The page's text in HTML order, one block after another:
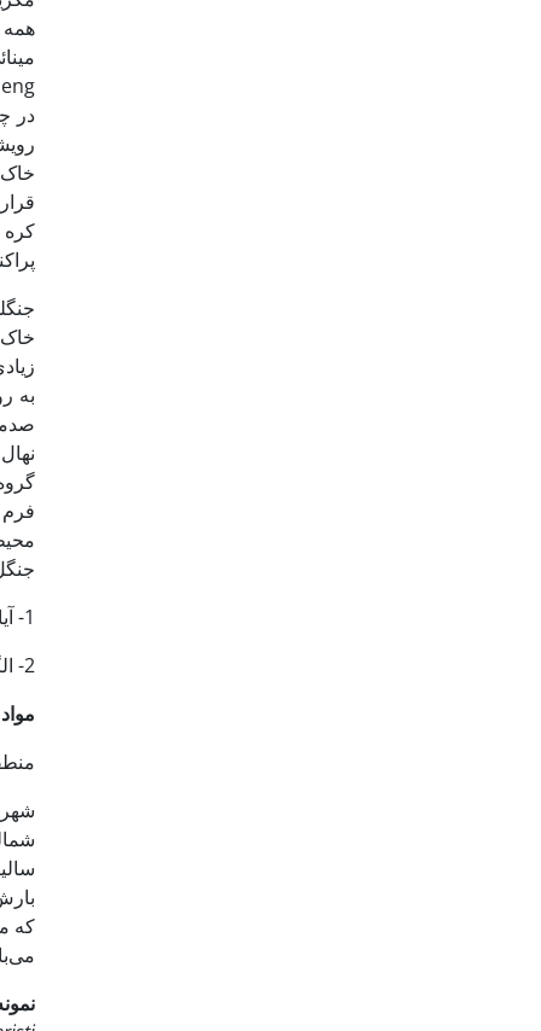
به
1- آیا رابطه گروه‌های مختلف کارکردی گیاهی با عوامل محیطی متفاوت است؟
2- الگوی تغییرات تنوع گونه‌ای هر یک از گروه‌های کارکردی در طول گرادیان ارتفاع از سطح دریا چگونه بوده است؟